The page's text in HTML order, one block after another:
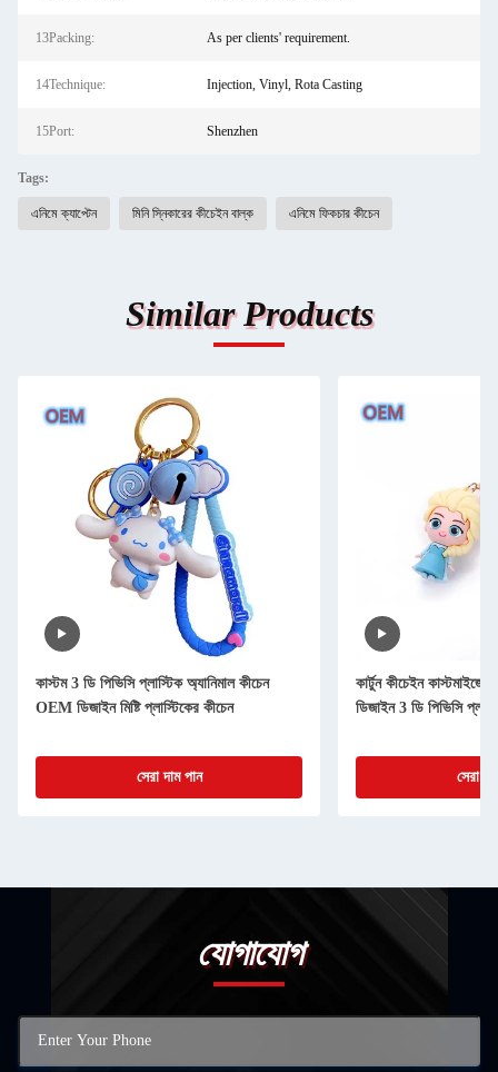
13Packing: As per clients' requirement.
14Technique: Injection, Vinyl, Rota Casting
15Port: Shenzhen
Tags:
এনিমে ক্যাপ্টেন মিনি স্নিকারের কীচেইন বাল্ক এনিমে ফিকচার কীচেন
Similar Products
কাস্টম 3 ডি পিভিসি প্লাস্টিক অ্যানিমাল কীচেন
OEM ডিজাইন মিষ্টি প্লাস্টিকের কীচেন
সেরা দাম পান
কার্টুন কীচেইন
ডিজাইন 3 ডি পিভিসি
সেরা
যোগাযোগ